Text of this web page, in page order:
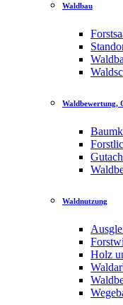
Waldbau
Waldbewertung,
Waldnutzung
Holz